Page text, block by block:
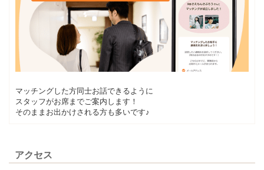
マッチングした方同士お話できるように
スタッフがお席までご案内します！
そのままお出かけされる方も多いです♪
アクセス